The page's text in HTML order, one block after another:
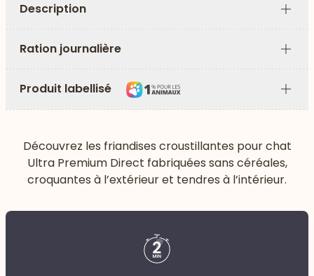
Description
Plus
Ration journalière
Plus
Produit labellisé
Découvrez les friandises croustillantes pour chat
Ultra Premium Direct fabriquées sans céréales,
croquantes à l’extérieur et tendres à l’intérieur.